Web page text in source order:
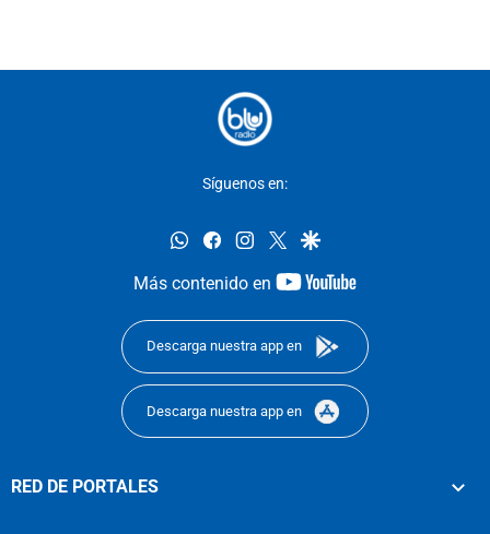
Síguenos en:
whatsappfacebookinstagram
twittergoogle
Más contenido en
youtube-
Descarga nuestra app en
Descarga nuestra app en
RED DE PORTALES